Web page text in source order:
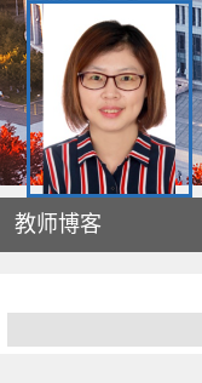
教师博客